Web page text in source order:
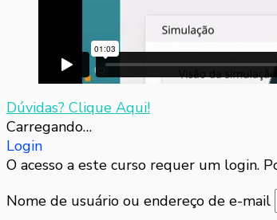
Dúvidas? Clique Aqui!
Carregando…
Login
O acesso a este curso requer um login.
Nome de usuário ou endereço de e-mail